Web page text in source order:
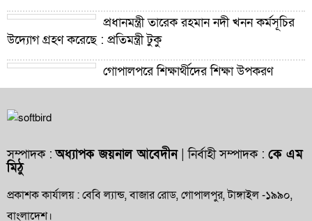
প্রধানমন্ত্রী তারেক রহমান নদী খনন কর্মসূচির
উদ্যোগ গ্রহণ করেছে : প্রতিমন্ত্রী টুকু
গোপালপুরে শিক্ষার্থীদের শিক্ষা উপকরণ
বিতরণ ও শ্রেষ্ঠ প্রধান শিক্ষকদের সংবর্ধনা
দুর্নীতি ও অনিয়মের অভিযোগ
সম্পাদক :অধ্যাপক জয়নাল আবেদীন| নির্বাহী সম্পাদক : কে এম
মিঠু
প্রকাশক কার্যালয় : বেবি ল্যান্ড, বাজার রোড, গোপালপুর, টাঙ্গাইল -১৯৯০,
বাংলাদেশ।